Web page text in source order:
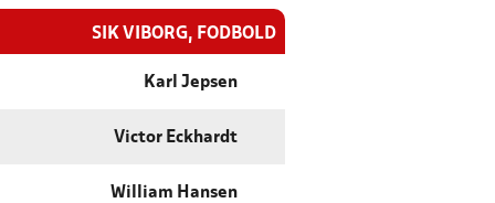
SIK VIBORG, FODBOLD
Karl Jepsen
Victor Eckhardt
William Hansen